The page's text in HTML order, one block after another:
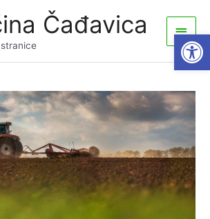
Čađavica
Main
Menu